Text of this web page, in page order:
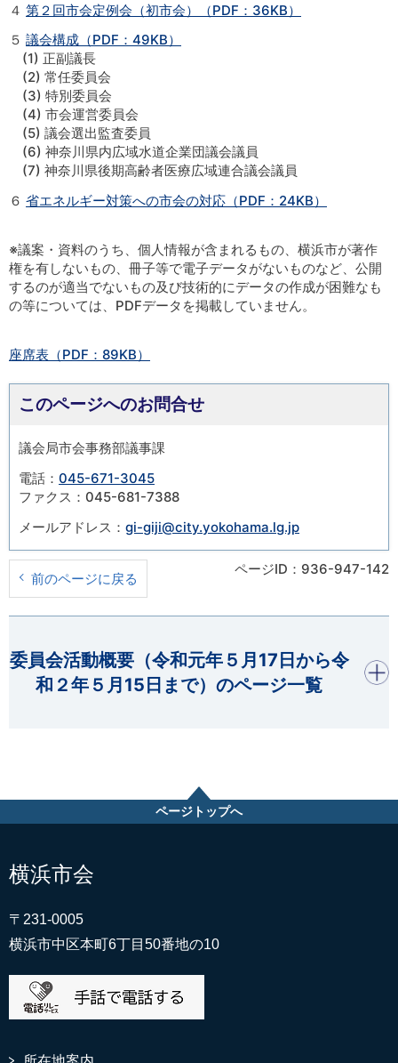
４ 第２回市会定例会（初市会）（PDF：36KB）
５ 議会構成（PDF：49KB）
(1) 正副議長
(2) 常任委員会
(3) 特別委員会
(4) 市会運営委員会
(5) 議会選出監査委員
(6) 神奈川県内広域水道企業団議会議員
(7) 神奈川県後期高齢者医療広域連合議会議員
６ 省エネルギー対策への市会の対応（PDF：24KB）
※議案・資料のうち、個人情報が含まれるもの、横浜市が著作
権を有しないもの、冊子等で電子データがないものなど、公開
するのが適当でないもの及び技術的にデータの作成が困難なも
の等については、PDFデータを掲載していません。
座席表（PDF：89KB）
このページへのお問合せ
議会局市会事務部議事課
電話： 045-671-3045
ファクス：045-681-7388
メールアドレス： gi-giji@city.yokohama.lg.jp
前のページに戻る
ページID：936-947-142
委員会活動概要（令和元年５月17日から令
和２年５月15日まで）のページ一覧
開く
ページトップへ
横浜市会
〒231-0005
横浜市中区本町6丁目50番地の10